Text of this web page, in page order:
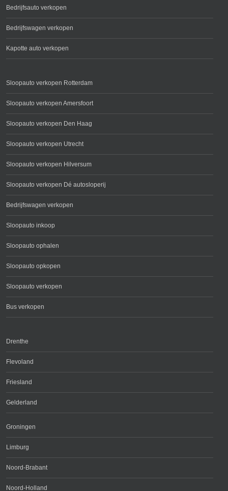
Bedrijfsauto verkopen
Bedrijfswagen verkopen
Kapotte auto verkopen
Sloopauto verkopen Rotterdam
Sloopauto verkopen Amersfoort
Sloopauto verkopen Den Haag
Sloopauto verkopen Utrecht
Sloopauto verkopen Hilversum
Sloopauto verkopen Dé autosloperij
Bedrijfswagen verkopen
Sloopauto inkoop
Sloopauto ophalen
Sloopauto opkopen
Sloopauto verkopen
Bus verkopen
Drenthe
Flevoland
Friesland
Gelderland
Groningen
Limburg
Noord-Brabant
Noord-Holland